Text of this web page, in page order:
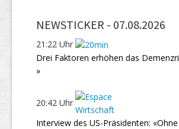
NEWSTICKER - 07.08.2026
21:22 Uhr
Drei Faktoren erhöhen das
»
20:42 Uhr
Interview des US-Präsidenten: